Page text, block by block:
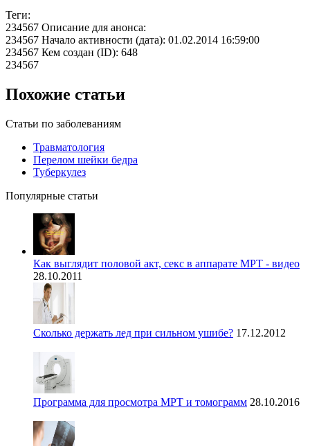
Теги:
234567 Описание для анонса:
234567 Начало активности (дата): 01.02.2014 16:59:00
234567 Кем создан (ID): 648
234567
Похожие статьи
Статьи по заболеваниям
Травматология
Перелом шейки бедра
Туберкулез
Популярные статьи
Как выглядит половой акт, секс в аппарате МРТ - видео
28.10.2011
Сколько держать лед при сильном ушибе? 17.12.2012
Программа для просмотра МРТ и томограмм 28.10.2016